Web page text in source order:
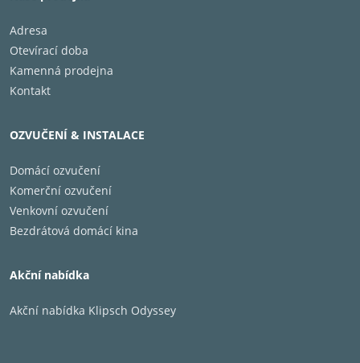
Adresa
Otevírací doba
Kamenná prodejna
Kontakt
OZVUČENÍ & INSTALACE
Domácí ozvučení
Komerční ozvučení
Venkovní ozvučení
Bezdrátová domácí kina
Akční nabídka
Akční nabídka Klipsch Odyssey